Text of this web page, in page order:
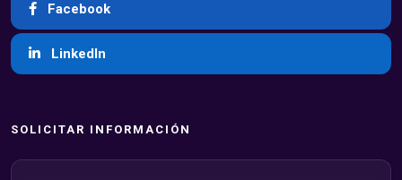
Facebook
LinkedIn
SOLICITAR INFORMACIÓN